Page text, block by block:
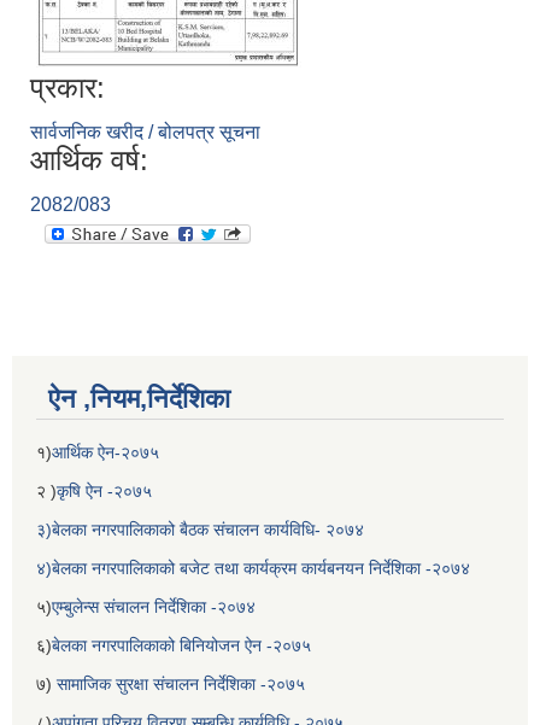
प्रकार:
सार्वजनिक खरीद / बोलपत्र सूचना
आर्थिक वर्ष:
2082/083
ऐन ,नियम,निर्देशिका
१)आर्थिक ऐन-२०७५
२ )कृषि ऐन -२०७५
३)बेलका नगरपालिकाको बैठक संचालन कार्यविधि- २०७४
४)बेलका नगरपालिकाको बजेट तथा कार्यक्रम कार्यबनयन निर्देशिका -२०७४
५)एम्बुलेन्स संचालन निर्देशिका -२०७४
६)बेलका नगरपालिकाको बिनियोजन ऐन -२०७५
७) सामाजिक सुरक्षा संचालन निर्देशिका -२०७५